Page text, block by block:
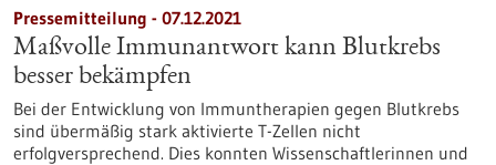
Pressemitteilung - 07.12.2021
Maßvolle Immunantwort kann Blutkrebs
besser bekämpfen
Bei der Entwicklung von Immuntherapien gegen Blutkrebs
sind übermäßig stark aktivierte T-Zellen nicht
erfolgversprechend. Dies konnten Wissenschaftlerinnen und